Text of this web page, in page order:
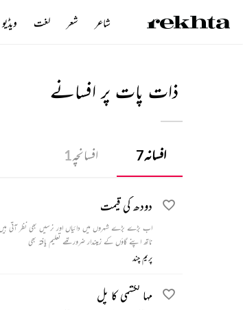
ذات پات پر افسانے
افسانہ7 افسانچہ1
دودھ کی قیمت
اب بڑے بڑے شہروں میں دائیاں اور نرسیں بھی نظر آتی ہیں
ناتھ اپنے گاؤں کے زمیندار ضرورتھے تعلیم یافتہ بھی
پریم چند
مہا لکشمی کا پل
شاعر شعر لغت ویڈیو